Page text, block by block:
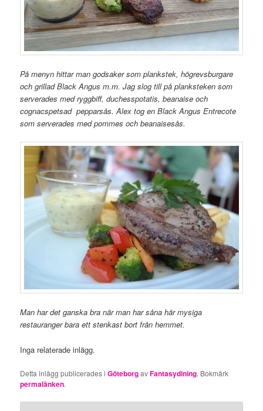
På menyn hittar man godsaker som plankstek, högrevsburgare
och grillad Black Angus m.m. Jag slog till på planksteken som
serverades med ryggbiff, duchesspotatis, beanaise och
cognacspetsad pepparsås. Alex tog en Black Angus Entrecote
som serverades med pommes och beanaisesås.
Man har det ganska bra när man har såna här mysiga
restauranger bara ett stenkast bort från hemmet.
Inga relaterade inlägg.
Detta inlägg publicerades iGöteborgavFantasydining. Bokmärk
permalänken.